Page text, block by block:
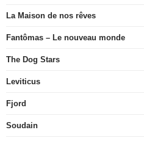
La Maison de nos rêves
Fantômas – Le nouveau monde
The Dog Stars
Leviticus
Fjord
Soudain